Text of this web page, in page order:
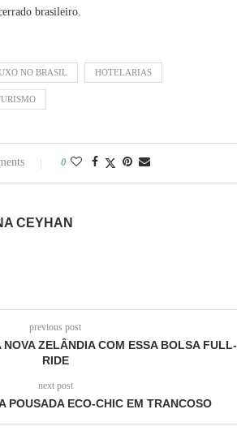
brasileiro.
NO BRASIL HOTELARIAS
0
CEYHAN
previous post
NOVA ZELÂNDIA COM ESSA BOLSA FULL-
RIDE
next post
POUSADA ECO-CHIC EM TRANCOSO